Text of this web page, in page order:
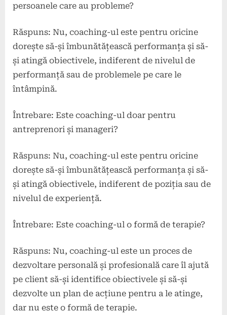
persoanele care au probleme?
Răspuns: Nu, coaching-ul este pentru oricine
dorește să-și îmbunătățească performanța și să-
și atingă obiectivele, indiferent de nivelul de
performanță sau de problemele pe care le
întâmpină.
Întrebare: Este coaching-ul doar pentru
antreprenori și manageri?
Răspuns: Nu, coaching-ul este pentru oricine
dorește să-și îmbunătățească performanța și să-
și atingă obiectivele, indiferent de poziția sau de
nivelul de experiență.
Întrebare: Este coaching-ul o formă de terapie?
Răspuns: Nu, coaching-ul este un proces de
dezvoltare personală și profesională care îl ajută
pe client să-și identifice obiectivele și să-și
dezvolte un plan de acțiune pentru a le atinge,
dar nu este o formă de terapie.